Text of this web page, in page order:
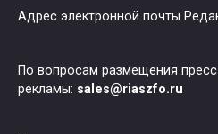
Адрес электронной почты
По вопросам размещения
рекламы: sales@riaszfo.ru